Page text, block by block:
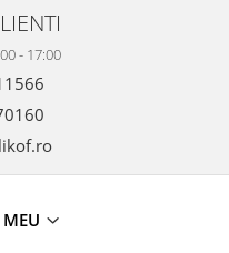
- 17:00